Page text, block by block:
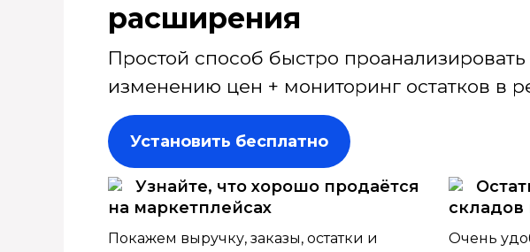
расширения
Простой способ быстро
изменению цен + мониторинг остатков в
Установить бесплатно
Узнайте, что хорошо продаётся
на маркетплейсах
Покажем выручку, заказы, остатки и
складов
Очень